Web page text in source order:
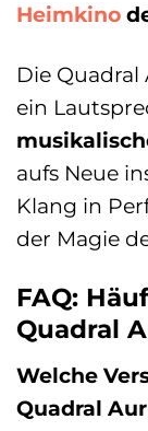
Heimkino
Die
ein
aufs Neue
Klang in
der Magie
FAQ:
Quadral
Welche
Quadral